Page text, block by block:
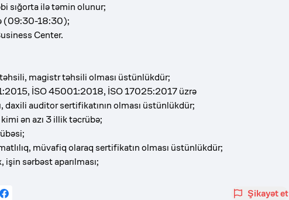
sığorta ilə təmin olunur;
(09:30-18:30);
Center.
magistr təhsili olması üstünlükdür;
İSO 45001:2018, İSO 17025:2017 üzrə
daxili auditor sertifikatının olması üstünlükdür;
ən azı 3 illik təcrübə;
müvafiq olaraq sertifikatın olması üstünlükdür;
sərbəst aparılması;
Şikayət et